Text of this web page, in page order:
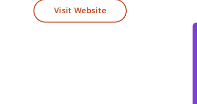
Visit Website